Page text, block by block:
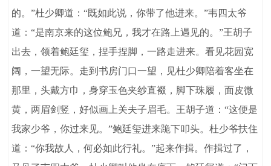
的。”杜少卿道：“既如此说，你带了他进来。”韦四太爷
道：“是南京来的这位鲍兄，我才在路上遇见的。”王胡子
出去，领着鲍廷玺，捏手捏脚，一路走进来。看见花园宽
阔，一望无际。走到书房门口一望，见杜少卿陪着客坐在
那里，头戴方巾，身穿玉色夹纱直裰，脚下珠履，面皮微
黄，两眉剑竖，好似画上关夫子眉毛。王胡子道：“这便是
我家少爷，你过来见。”鲍廷玺进来跪下叩头。杜少爷扶住
道：“你我故人，何必如此行礼。”起来作揖。作揖过了，